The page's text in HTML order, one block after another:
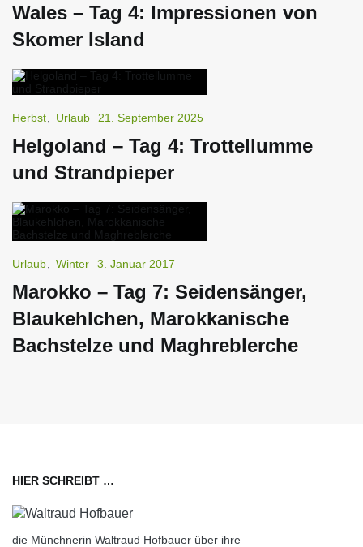
Wales – Tag 4: Impressionen von
Skomer Island
Herbst Urlaub 21. September 2025
Helgoland – Tag 4: Trottellumme
und Strandpieper
Urlaub Winter 3. Januar 2017
Marokko – Tag 7: Seidensänger,
Blaukehlchen, Marokkanische
Bachstelze und Maghreblerche
HIER SCHREIBT …
die Münchnerin Waltraud Hofbauer über ihre